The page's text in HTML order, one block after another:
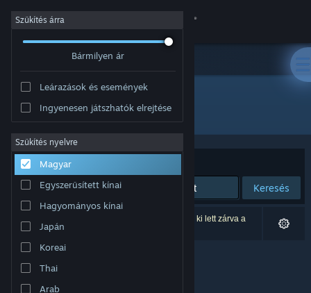
Bejelentkezés
Névjegy
Támogatás
Nyelvváltás
A Steam mobilalkalmazás beszerzése
Asztali weboldalra váltás
Szűkítés árra
Bármilyen ár
Leárazások és események
Ingyenesen játszhatók elrejtése
Szűkítés nyelvre
Magyar
Egyszerűsített kínai
Hagyományos kínai
Japán
Koreai
Thai
Arab
Fejlesztő: StoryTale Studios
Rendezés Relevancia
Keresés
0 eredmény felel meg a keresésednek. 3 termék ki lett zárva a
beállításaid alapján.